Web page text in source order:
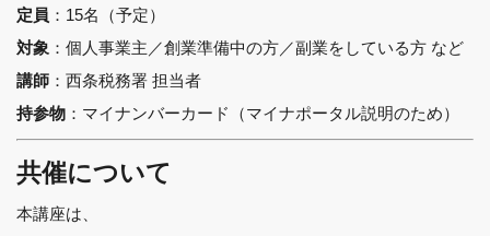
定員 ：15名（予定）
対象 ：個人事業主／創業準備中の方／副業をしている方 など
講師 ：西条税務署 担当者
持参物 ：マイナンバーカード（マイナポータル説明のため）
共催について
本講座は、